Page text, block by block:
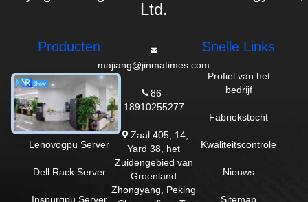
Ltd.
Producten
De Server van
Dell GPU
HPE-Rekserver
Lenovogpu Server
Dell Rack Server
Inspurgpu Server
majiang@jinmatimes.com
86--
18910255277
Zaal 405, 14,
Yard 38, het
Zuidengebied van
Groenland
Zhongyang, Peking
Snelle Links
Profiel van het
bedrijf
Fabriekstocht
Kwaliteitscontrole
Nieuws
Sitemap